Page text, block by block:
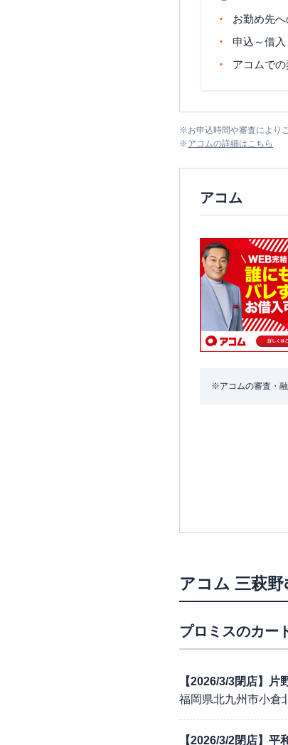
お勤め先へ
申込～借
アコムで
※お申込時間や審査により
※アコムの詳細はこちら
アコム
※アコムの審査・融
アコム 三萩
プロミスのカー
【2026/3/3閉店】片
福岡県北九州市小倉
【2026/3/2閉店】平